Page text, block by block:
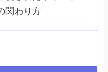
関わり方